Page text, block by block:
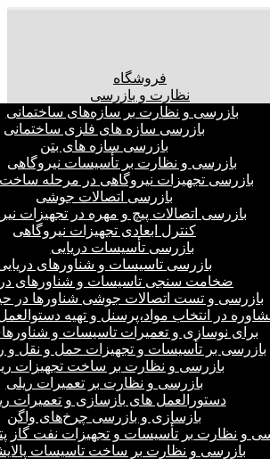
فروشگاه
نظارت و بازرسی
بازرسی و نظارت بر سازه‌های ساختمانی
بازرسی سازه های فلزی ساختمانی
بازرسی سازه های بتن
بازرسی و نظارت بر تأسیسات نیروگاهی
بازرسی تجهیزات نیروگاهی در مرحله
بازرسی اتصالات جوشی
بازرسی اتصالات پیچ و مهره در تجهیزات
کنترل ابعادی تجهیزات نیروگاهی
بازرسی تأسیسات دریایی
بازرسی تاسیسات و شناورهای
ضخامت سنجی تاسیسات و شناورهای
بازرسی و تست اتصالات جوشی شناورها در
در انتخاب مواد،پرسنل و تهیه
برای نوسازی و تعمیرات تاسیسات و
بازرسی بر تأسیسات و تجهیزات حمل و نقل و
بازرسی و نظارت بر ساخت تجهیزات
بازرسی و نظارت بر تعمیرات ریلی
دستورالعمل های بازسازی و تعمیرات
بازسازی و بازرسی چرخ‌های واگن
و نظارت بر تأسیسات و تجهیزات نفت گاز
بازرسی و نظارت بر ساخت تاسیسات